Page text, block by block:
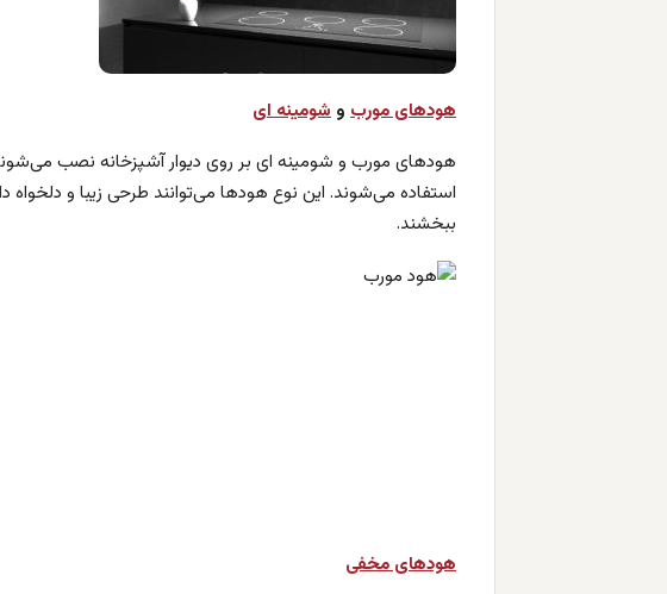
هودهای مورب و شومینه ای
هودهای مورب و شومینه ای بر روی دیوار آشپزخانه نصب
استفاده می‌شوند. این نوع هودها می‌توانند طرحی زیبا و دلخواه
ببخشند.
هودهای مخفی